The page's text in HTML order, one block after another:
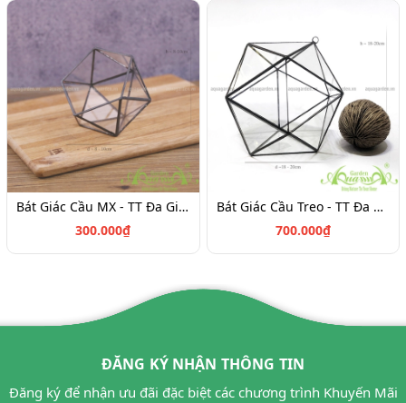
Bát Giác Cầu MX - TT Đa Giác
300.000₫
Bát Giác Cầu Treo - TT Đa Giác
700.000₫
ĐĂNG KÝ NHẬN THÔNG TIN
Đăng ký để nhận ưu đãi đặc biệt các chương trình Khuyến Mãi